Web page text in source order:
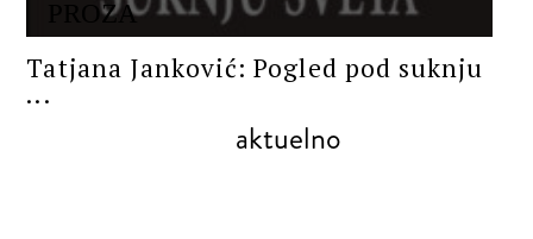
PROZA
Tatjana Janković: Pogled pod suknju
...
aktuelno